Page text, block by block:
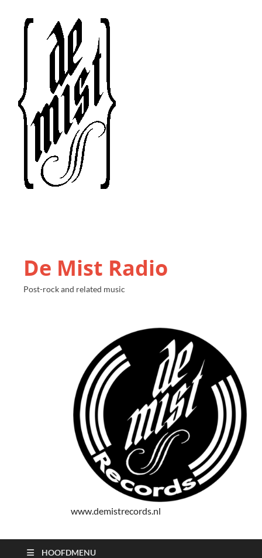
De Mist Radio
Post-rock and related music
www.demistrecords.nl
HOOFDMENU